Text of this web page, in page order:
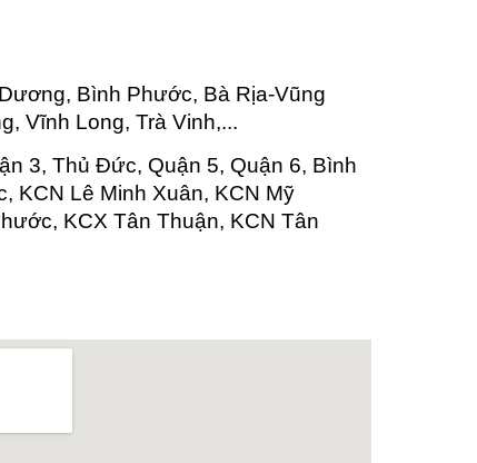
Bình Phước, Bà Rịa-Vũng
Vĩnh Long, Trà Vinh,...
3, Thủ Đức, Quận 5, Quận 6, Bình
KCN Lê Minh Xuân, KCN Mỹ
KCX Tân Thuận, KCN Tân